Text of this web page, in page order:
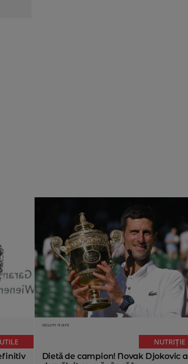
UTILE
acum 4 ani
NUTRIȚIE
Dietă de campion! Novak Djokovic a